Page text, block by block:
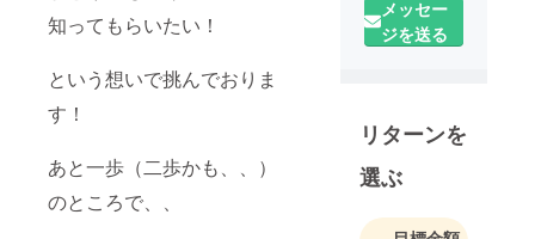
知ってもらいたい！
という想いで挑んでおりま
す！
あと一歩（二歩かも、、）
のところで、、
トータルサ
ポート】
真・映像・
デザイン・
言葉 ４つの
クリエイ
メッセー
ジを送る
リターンを
選ぶ